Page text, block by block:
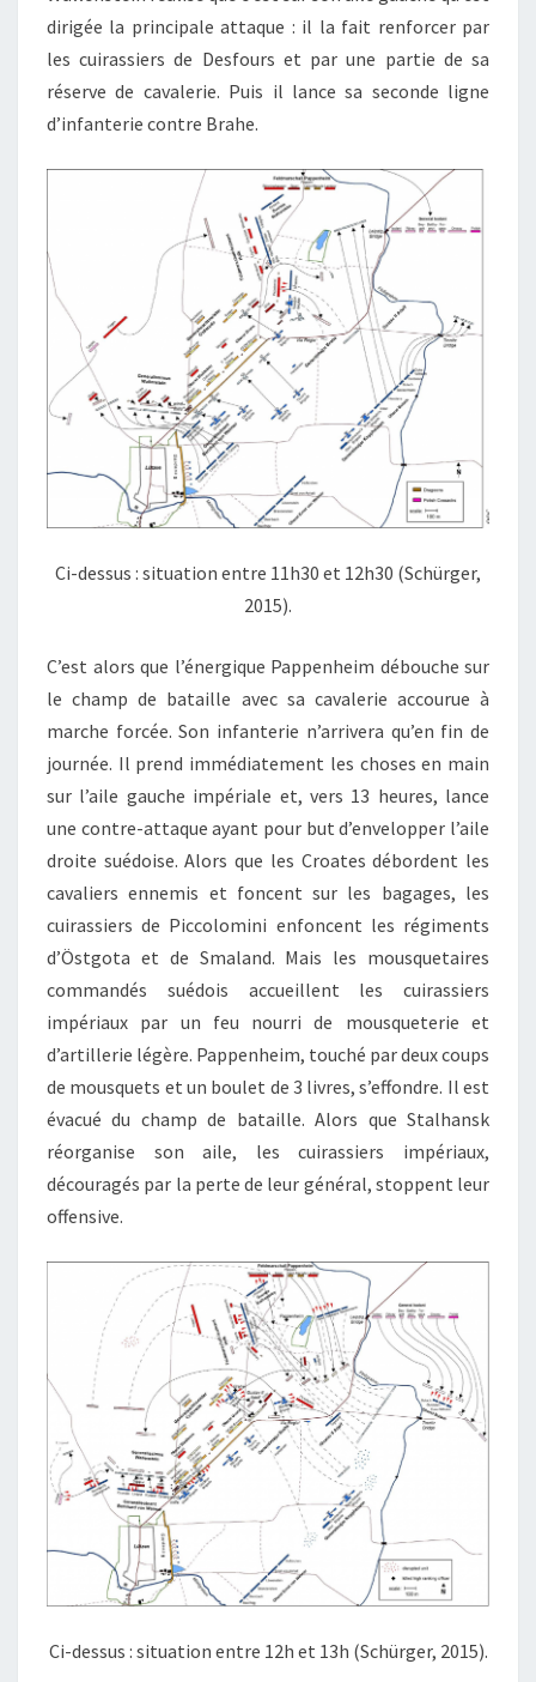
dirigée la principale attaque : il la fait renforcer par
les cuirassiers de Desfours et par une partie de sa
réserve de cavalerie. Puis il lance sa seconde ligne
d’infanterie contre Brahe.
Ci-dessus : situation entre 11h30 et 12h30 (Schürger,
2015).
C’est alors que l’énergique Pappenheim débouche sur
le champ de bataille avec sa cavalerie accourue à
marche forcée. Son infanterie n’arrivera qu’en fin de
journée. Il prend immédiatement les choses en main
sur l’aile gauche impériale et, vers 13 heures, lance
une contre-attaque ayant pour but d’envelopper l’aile
droite suédoise. Alors que les Croates débordent les
cavaliers ennemis et foncent sur les bagages, les
cuirassiers de Piccolomini enfoncent les régiments
d’Östgota et de Smaland. Mais les mousquetaires
commandés suédois accueillent les cuirassiers
impériaux par un feu nourri de mousqueterie et
d’artillerie légère. Pappenheim, touché par deux coups
de mousquets et un boulet de 3 livres, s’effondre. Il est
évacué du champ de bataille. Alors que Stalhansk
réorganise son aile, les cuirassiers impériaux,
découragés par la perte de leur général, stoppent leur
offensive.
Ci-dessus : situation entre 12h et 13h (Schürger, 2015).